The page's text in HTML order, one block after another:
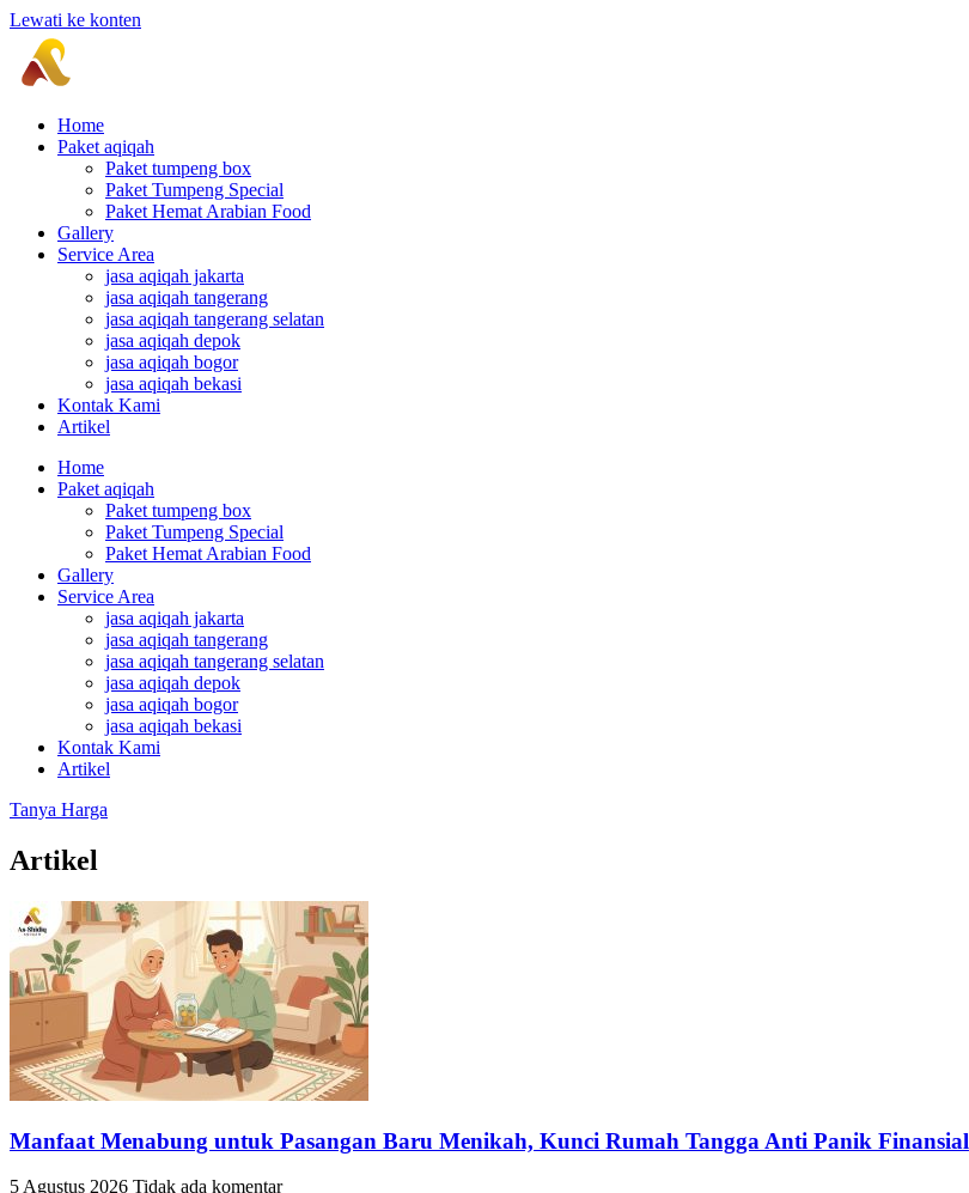
Lewati ke konten
Home
Paket aqiqah
Paket tumpeng box
Paket Tumpeng Special
Paket Hemat Arabian Food
Gallery
Service Area
jasa aqiqah jakarta
jasa aqiqah tangerang
jasa aqiqah tangerang selatan
jasa aqiqah depok
jasa aqiqah bogor
jasa aqiqah bekasi
Kontak Kami
Artikel
Home
Paket aqiqah
Paket tumpeng box
Paket Tumpeng Special
Paket Hemat Arabian Food
Gallery
Service Area
jasa aqiqah jakarta
jasa aqiqah tangerang
jasa aqiqah tangerang selatan
jasa aqiqah depok
jasa aqiqah bogor
jasa aqiqah bekasi
Kontak Kami
Artikel
Tanya Harga
Artikel
Manfaat Menabung untuk Pasangan Baru Menikah, Kunci Rumah Tangga Anti Panik Finansial
5 Agustus 2026 Tidak ada komentar